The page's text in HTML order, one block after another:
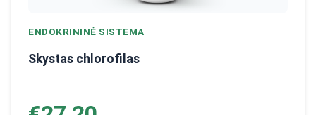
ENDOKRININĖ SISTEMA
Skystas chlorofilas